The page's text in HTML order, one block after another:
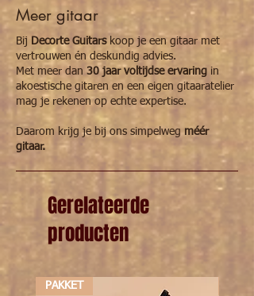
Topkam 36mm
12de fret 43mm
Snaarlengte 385mm
Actie 12fret bas
Actie 12fret diskant
Taille
Onderbreedte
Meer gitaar
Bij Decorte Guitarskoop je een gitaar met
vertrouwen én deskundig advies.
Met meer dan 30 jaar voltijdse ervaring in
akoestische gitaren en een eigen gitaaratelier
mag je rekenen op echte expertise.
Daarom krijg je bij ons simpelweg méér
gitaar.
Gerelateerde
producten
PAKKET